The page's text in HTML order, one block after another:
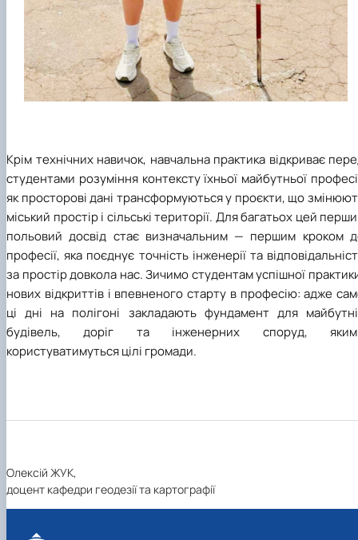
Крім технічних навичок, навчальна практика відкриває
студентами розуміння контексту їхньої майбутньої
як просторові дані трансформуються у проєкти, що
міський простір і сільські території. Для багатьох цей
польовий досвід стає визначальним — першим кроком
професії, яка поєднує точність інженерії та
за простір довкола нас. Зичимо студентам успішної
нових відкриттів і впевненого старту в професію: адже
ці дні на полігоні закладають фундамент для
будівель, доріг та інженерних споруд,
користуватимуться цілі громади.
Олексій ЖУК,
доцент кафедри геодезії та картографії